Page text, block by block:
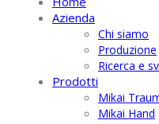
Azienda
Chi siamo
Produzione
Ricerca e
Prodotti
Mikai
Mikai Hand